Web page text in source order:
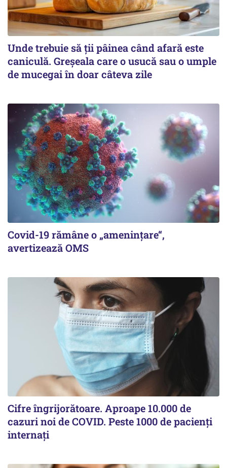
Unde trebuie să ții pâinea când afară este
caniculă. Greșeala care o usucă sau o umple
de mucegai în doar câteva zile
Covid-19 rămâne o „ameninţare“,
avertizează OMS
Cifre îngrijorătoare. Aproape 10.000 de
cazuri noi de COVID. Peste 1000 de pacienți
internați